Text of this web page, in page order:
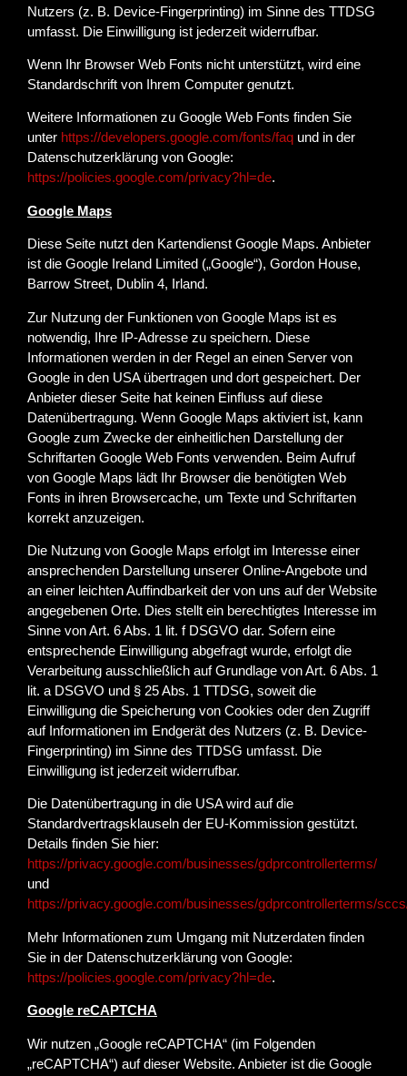
Nutzers (z. B. Device-Fingerprinting) im Sinne des TTDSG
umfasst. Die Einwilligung ist jederzeit widerrufbar.
Wenn Ihr Browser Web Fonts nicht unterstützt, wird eine
Standardschrift von Ihrem Computer genutzt.
Weitere Informationen zu Google Web Fonts finden Sie
unter https://developers.google.com/fonts/faq und in der
Datenschutzerklärung von Google:
https://policies.google.com/privacy?hl=de.
Google Maps
Diese Seite nutzt den Kartendienst Google Maps. Anbieter
ist die Google Ireland Limited („Google“), Gordon House,
Barrow Street, Dublin 4, Irland.
Zur Nutzung der Funktionen von Google Maps ist es
notwendig, Ihre IP-Adresse zu speichern. Diese
Informationen werden in der Regel an einen Server von
Google in den USA übertragen und dort gespeichert. Der
Anbieter dieser Seite hat keinen Einfluss auf diese
Datenübertragung. Wenn Google Maps aktiviert ist, kann
Google zum Zwecke der einheitlichen Darstellung der
Schriftarten Google Web Fonts verwenden. Beim Aufruf
von Google Maps lädt Ihr Browser die benötigten Web
Fonts in ihren Browsercache, um Texte und Schriftarten
korrekt anzuzeigen.
Die Nutzung von Google Maps erfolgt im Interesse einer
ansprechenden Darstellung unserer Online-Angebote und
an einer leichten Auffindbarkeit der von uns auf der Website
angegebenen Orte. Dies stellt ein berechtigtes Interesse im
Sinne von Art. 6 Abs. 1 lit. f DSGVO dar. Sofern eine
entsprechende Einwilligung abgefragt wurde, erfolgt die
Verarbeitung ausschließlich auf Grundlage von Art. 6 Abs. 1
lit. a DSGVO und § 25 Abs. 1 TTDSG, soweit die
Einwilligung die Speicherung von Cookies oder den Zugriff
auf Informationen im Endgerät des Nutzers (z. B. Device-
Fingerprinting) im Sinne des TTDSG umfasst. Die
Einwilligung ist jederzeit widerrufbar.
Die Datenübertragung in die USA wird auf die
Standardvertragsklauseln der EU-Kommission gestützt.
Details finden Sie hier:
https://privacy.google.com/businesses/gdprcontrollerterms/
und
https://privacy.google.com/businesses/gdprcontrollerterms/
Mehr Informationen zum Umgang mit Nutzerdaten finden
Sie in der Datenschutzerklärung von Google:
https://policies.google.com/privacy?hl=de.
Google reCAPTCHA
Wir nutzen „Google reCAPTCHA“ (im Folgenden
„reCAPTCHA“) auf dieser Website. Anbieter ist die Google